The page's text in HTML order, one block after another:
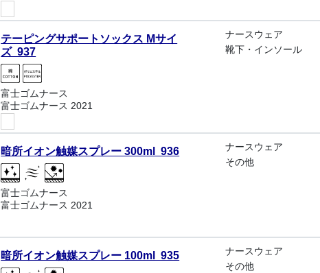
テーピングサポートソックス Mサイ
ズ 937
富士ゴムナース
富士ゴムナース 2021
ナースウェア
靴下・インソール
暗所イオン触媒スプレー 300ml 936
富士ゴムナース
富士ゴムナース 2021
ナースウェア
その他
暗所イオン触媒スプレー 100ml 935
ナースウェア
その他